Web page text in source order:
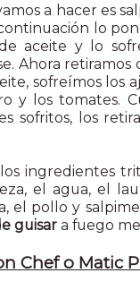
a hacer es
lo
aceite y lo
Ahora
sofreímos los
y los tomates.
sofritos, los
ingredientes
el agua, el
el pollo y
guisar a fuego
Chef o Matic